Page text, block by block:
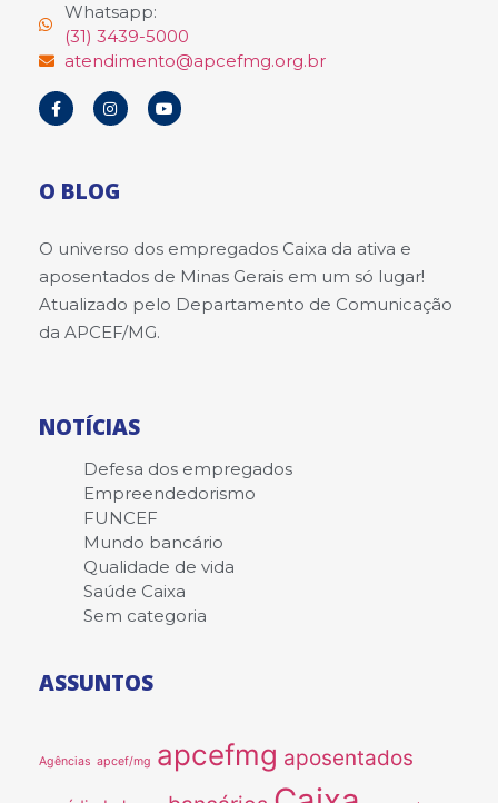
Whatsapp:
(31) 3439-5000
atendimento@apcefmg.org.br
O BLOG
O universo dos empregados Caixa da ativa e
aposentados de Minas Gerais em um só lugar!
Atualizado pelo Departamento de Comunicação
da APCEF/MG.
NOTÍCIAS
Defesa dos empregados
Empreendedorismo
FUNCEF
Mundo bancário
Qualidade de vida
Saúde Caixa
Sem categoria
ASSUNTOS
Agências apcef/mg apcefmg aposentados